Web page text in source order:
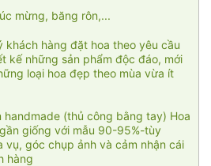
mừng, băng rôn,...
khách hàng đặt hoa theo yêu cầu
kế những sản phẩm độc đáo, mới
loại hoa đẹp theo mùa vừa ít
handmade (thủ công bằng tay) Hoa
giống với mẫu 90-95%-tùy
vụ, góc chụp ảnh và cảm nhận cái
hàng